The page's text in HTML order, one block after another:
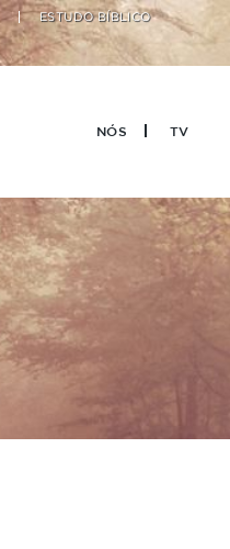
NÓS TV
ESTUDO BÍBLICO